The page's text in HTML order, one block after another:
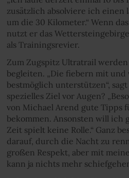
zusätzlich absolviere ich einen
um die 30 Kilometer.“ Wenn
nutzt er das
als Trainingsrevier.
Zum Zugspitz Ultratrail
begleiten. „Die fiebern mit
bestmöglich unterstützen“,
spezielles Ziel vor Augen?
von Michael Arend gute Tipps
bekommen. Ansonsten will ich
Zeit spielt keine Rolle.“ Ganz
darauf, durch die Nacht zu
großen Respekt, aber mit
kann ja nichts mehr